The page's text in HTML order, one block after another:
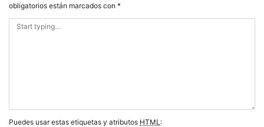
obligatorios están marcados con *
Puedes usar estas etiquetas y atributos HTML :